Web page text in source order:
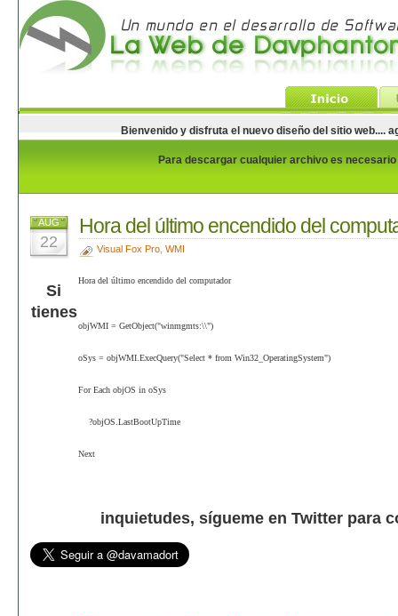
Bienvenido y disfruta el nuevo diseño del sitio web....
Para descargar cualquier archivo es
AUG
22
Hora del último encendido del
Visual Fox Pro, WMI
Hora del último encendido del computador
objWMI = GetObject("winmgmts:\\")
oSys = objWMI.ExecQuery("Select * from Win32_OperatingSystem")
For Each objOS in oSys
?objOS.LastBootUpTime
Next
Si
tienes
inquietudes, sígueme en Twitter para